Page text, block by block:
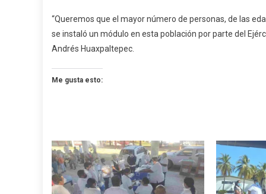
CONTRA
LA
“Queremos que el mayor número de personas, de las
se instaló un módulo en esta población por parte del
Andrés Huaxpaltepec.
Me gusta esto: